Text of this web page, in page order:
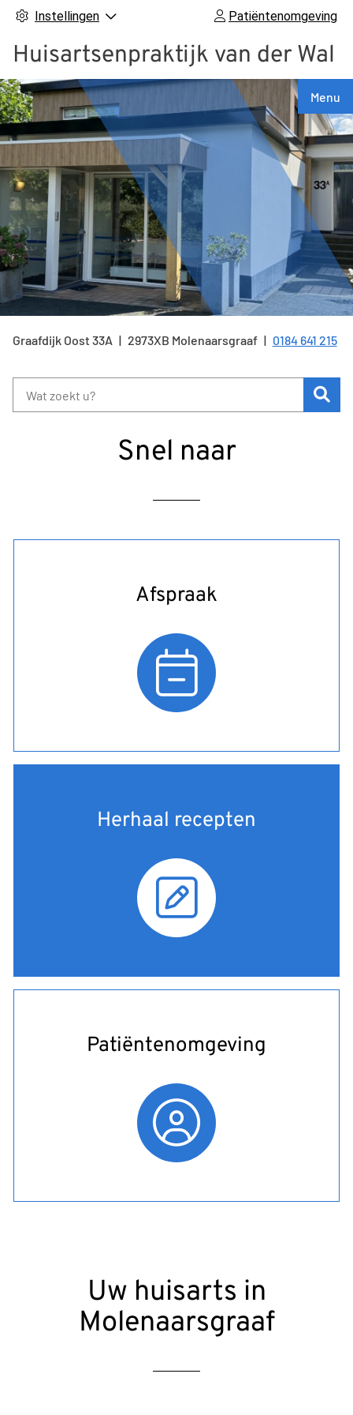
Instellingen Patiëntenomgeving
Huisartsenpraktijk van der Wal
Menu
Graafdijk Oost33A 2973XB Molenaarsgraaf Tel:
0184 641 215
Snel naar
Afspraak
Herhaal recepten
Patiëntenomgeving
Uw huisarts in
Molenaarsgraaf